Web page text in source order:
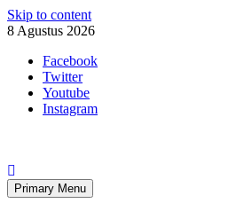
Skip to content
8 Agustus 2026
Facebook
Twitter
Youtube
Instagram
Primary Menu